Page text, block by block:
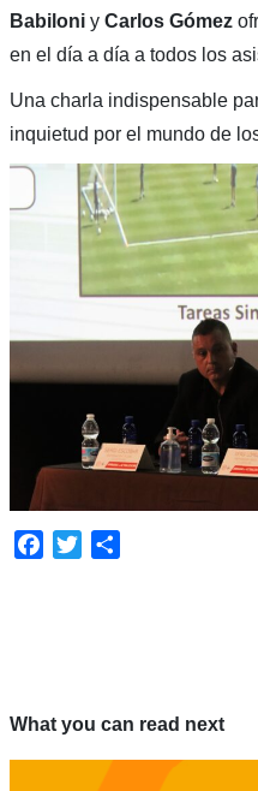
Babiloni y Carlos Gómez
en el día a día a todos los
Una charla indispensable
inquietud por el mundo de
Facebook
Twitter
What you can read next